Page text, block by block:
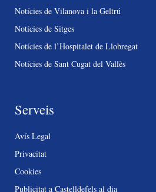
Notícies de Vilanova i la Geltrú
Notícies de Sitges
Notícies de l’Hospitalet de Llobregat
Notícies de Sant Cugat del Vallès
Serveis
Avís Legal
Privacitat
Cookies
Publicitat a Castelldefels al dia